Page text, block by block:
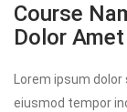
Course
Dolor Amet
Lorem ipsum
eiusmod tempor